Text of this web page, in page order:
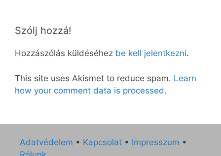
Szólj hozzá!
Hozzászólás küldéséhez be kell jelentkezni.
This site uses Akismet to reduce spam. Learn
how your comment data is processed.
Adatvédelem • Kapcsolat • Impresszum •